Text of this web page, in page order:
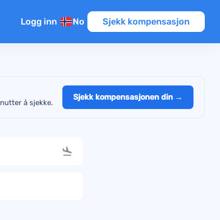
Logg inn No Sjekk kompensasjon
å sjekke.
Sjekk kompensasjonen din →